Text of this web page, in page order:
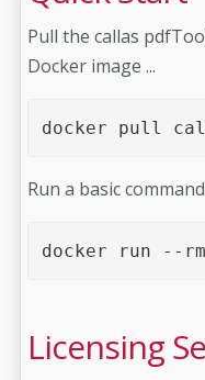
Pull the callas
Docker image ...
docker pull
Run a basic command
docker run --
Licensing